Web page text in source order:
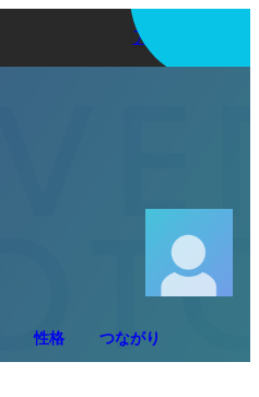
アプリを使う
性格 つながり